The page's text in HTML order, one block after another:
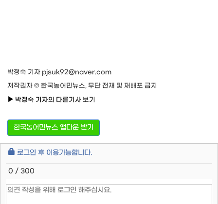
박정숙 기자 pjsuk92@naver.com
저작권자 © 한국농어민뉴스, 무단 전재 및 재배포 금지
박정숙 기자의 다른기사 보기
한국농어민뉴스 앱다운 받기
로그인 후 이용가능합니다.
0 / 300